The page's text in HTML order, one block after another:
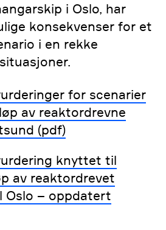
i Oslo, har
konsekvenser for et
i en rekke
for scenarier
av reaktordrevne
(pdf)
knyttet til
av reaktordrevet
Oslo – oppdatert